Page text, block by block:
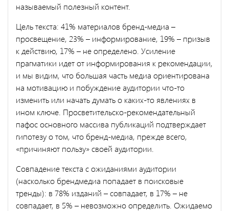
называемый полезный контент.
Цель текста: 41% материалов бренд-медиа –
просвещение, 23% – информирование, 19% – призыв
к действию, 17% – не определено. Усиление
прагматики идет от информирования к рекомендации,
и мы видим, что большая часть медиа ориентирована
на мотивацию и побуждение аудитории что-то
изменить или начать думать о каких-то явлениях в
ином ключе. Просветительско-рекомендательный
пафос основного массива публикаций подтверждает
гипотезу о том, что бренд-медиа, прежде всего,
«причиняют пользу» своей аудитории.
Совпадение текста с ожиданиями аудитории
(насколько брендмедиа попадает в поисковые
тренды): в 78% изданий – совпадает, в 17% – не
совпадает, в 5% – невозможно определить. Ожидаемо